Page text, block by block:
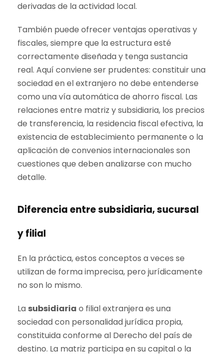
derivadas de la actividad local.
También puede ofrecer ventajas operativas y
fiscales, siempre que la estructura esté
correctamente diseñada y tenga sustancia
real. Aquí conviene ser prudentes: constituir una
sociedad en el extranjero no debe entenderse
como una vía automática de ahorro fiscal. Las
relaciones entre matriz y subsidiaria, los precios
de transferencia, la residencia fiscal efectiva, la
existencia de establecimiento permanente o la
aplicación de convenios internacionales son
cuestiones que deben analizarse con mucho
detalle.
Diferencia entre subsidiaria, sucursal
y filial
En la práctica, estos conceptos a veces se
utilizan de forma imprecisa, pero jurídicamente
no son lo mismo.
La subsidiaria o filial extranjera es una
sociedad con personalidad jurídica propia,
constituida conforme al Derecho del país de
destino. La matriz participa en su capital o la